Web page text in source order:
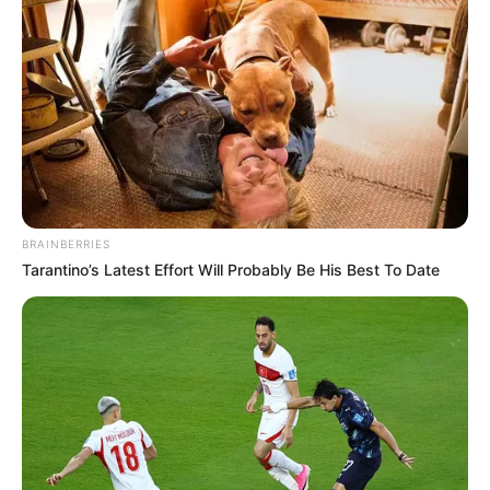
Erase Joint Agony In 7 Days With This Simple
Trick! It's Genius
FORGE BODY
BRAINBERRIES
Tarantino’s Latest Effort Will Probably Be His Best To Date